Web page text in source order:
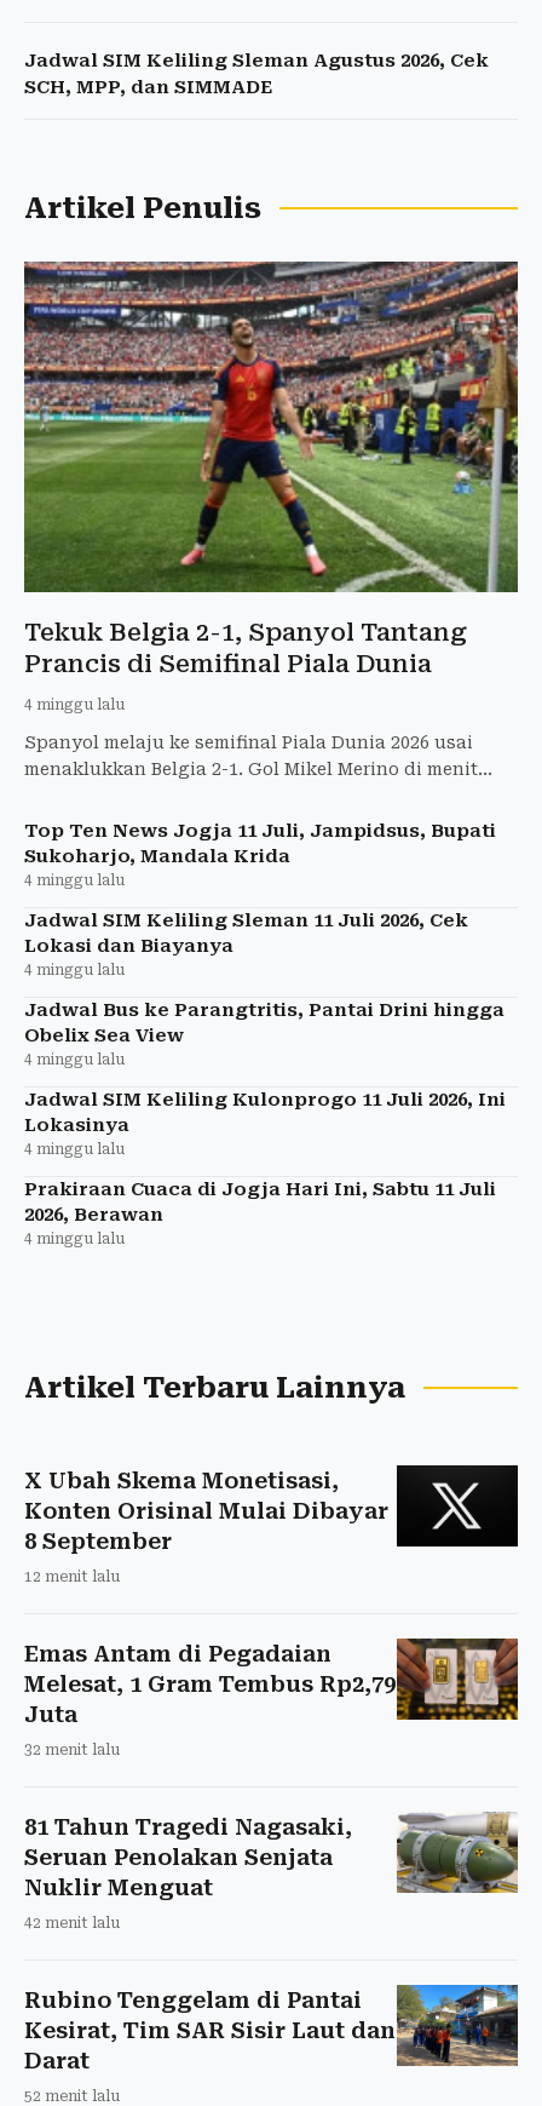
Jadwal SIM Keliling Sleman Agustus 2026, Cek
SCH, MPP, dan SIMMADE
Artikel Penulis
Tekuk Belgia 2-1, Spanyol Tantang
Prancis di Semifinal Piala Dunia
4 minggu lalu
Spanyol melaju ke semifinal Piala Dunia 2026 usai
menaklukkan Belgia 2-1. Gol Mikel Merino di menit
Top Ten News Jogja 11 Juli, Jampidsus, Bupati
Sukoharjo, Mandala Krida
4 minggu lalu
Jadwal SIM Keliling Sleman 11 Juli 2026, Cek
Lokasi dan Biayanya
4 minggu lalu
Jadwal Bus ke Parangtritis, Pantai Drini hingga
Obelix Sea View
4 minggu lalu
Jadwal SIM Keliling Kulonprogo 11 Juli 2026, Ini
Lokasinya
4 minggu lalu
Prakiraan Cuaca di Jogja Hari Ini, Sabtu 11 Juli
2026, Berawan
4 minggu lalu
Artikel Terbaru Lainnya
X Ubah Skema Monetisasi,
Konten Orisinal Mulai Dibayar
8 September
12 menit lalu
Emas Antam di Pegadaian
Melesat, 1 Gram Tembus Rp2,79
Juta
32 menit lalu
81 Tahun Tragedi Nagasaki,
Seruan Penolakan Senjata
Nuklir Menguat
42 menit lalu
Rubino Tenggelam di Pantai
Kesirat, Tim SAR Sisir Laut dan
Darat
52 menit lalu